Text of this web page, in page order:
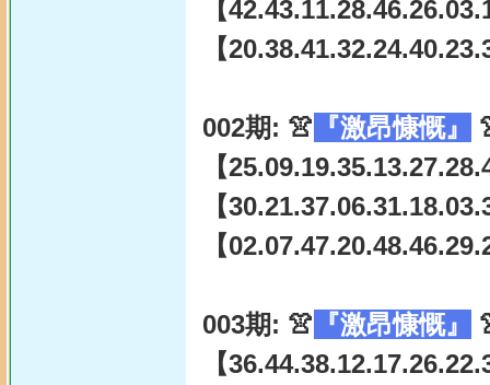
【
【
002期: 👚 『激昂慷慨』
【
【
【
003期: 👚 『激昂慷慨』
【